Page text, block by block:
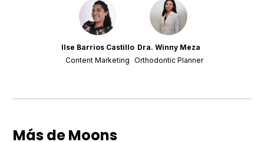
Ilse Barrios Castillo
Content Marketing
Dra. Winny Meza
Orthodontic Planner
Más de Moons